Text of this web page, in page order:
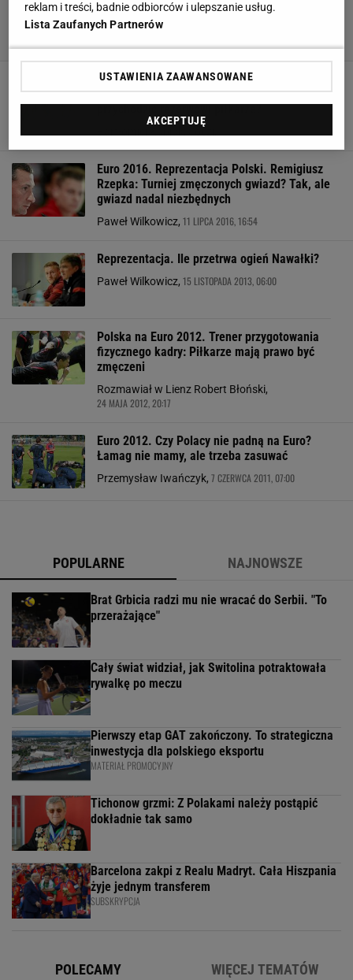
Mistrzostwa świata 2018. Dlaczego na
konferencje prasowe w Soczi zaczęli
przychodzić rezerwowi piłkarze?
Euro 2016. Reprezentacja Polski. Remigiusz
Rzepka: Turniej zmęczonych gwiazd? Tak, ale
gwiazd nadal niezbędnych
Paweł Wilkowicz, 11 LIPCA 2016, 16:54
Reprezentacja. Ile przetrwa ogień Nawałki?
Paweł Wilkowicz, 15 LISTOPADA 2013, 06:00
Polska na Euro 2012. Trener przygotowania
fizycznego kadry: Piłkarze mają prawo być
zmęczeni
Rozmawiał w Lienz Robert Błoński,
24 MAJA 2012, 20:17
Euro 2012. Czy Polacy nie padną na Euro?
Łamag nie mamy, ale trzeba zasuwać
Przemysław Iwańczyk, 7 CZERWCA 2011, 07:00
POPULARNE NAJNOWSZE
Brat Grbicia radzi mu nie wracać do Serbii. "To
przerażające"
Cały świat widział, jak Switolina potraktowała
rywalkę po meczu
Pierwszy etap GAT zakończony. To strategiczna
inwestycja dla polskiego eksportu
MATERIAŁ PROMOCYJNY
Tichonow grzmi: Z Polakami należy postąpić
dokładnie tak samo
Barcelona zakpi z Realu Madryt. Cała Hiszpania
żyje jednym transferem
SUBSKRYPCJA
POLECAMY WIĘCEJ TEMATÓW
reklam i treści, badnie odbiorców i ulepszanie usług.
Lista Zaufanych Partnerów
USTAWIENIA ZAAWANSOWANE
AKCEPTUJĘ